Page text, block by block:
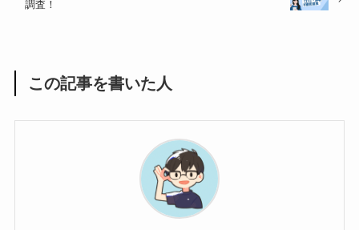
調査！
この記事を書いた人